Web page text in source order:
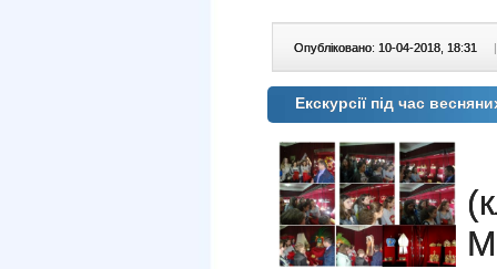
Опубліковано: 10-04-2018, 18:31 |
Екскурсії під час